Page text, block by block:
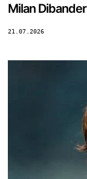
Milan
21.07.2026